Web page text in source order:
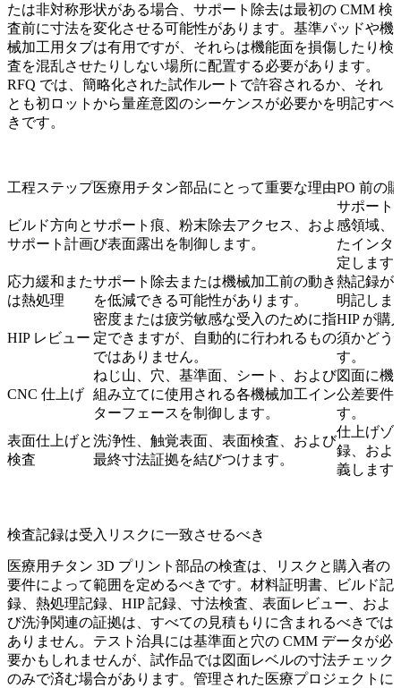
たは非対称形状がある場合、サポート除去は最初の CMM 検
査前に寸法を変化させる可能性があります。基準パッドや機
械加工用タブは有用ですが、それらは機能面を損傷したり検
査を混乱させたりしない場所に配置する必要があります。
RFQ では、簡略化された試作ルートで許容されるか、それ
とも初ロットから量産意図のシーケンスが必要かを明記すべ
きです。
工程ステップ医療用チタン部品にとって重要な理由PO 前の
ビルド方向と
サポート計画
サポート痕、粉末除去アクセス、およ
び表面露出を制御します。
サポート
感領域、
たインタ
定します
応力緩和また
は熱処理
サポート除去または機械加工前の動き
を低減できる可能性があります。
熱記録が
明記しま
HIP レビュー
密度または疲労敏感な受入のために指
定できますが、自動的に行われるもの
ではありません。
HIP が購
須かどう
す。
CNC 仕上げ
ねじ山、穴、基準面、シート、および
組み立てに使用される各機械加工イン
ターフェースを制御します。
図面に機
公差要件
す。
表面仕上げと
検査
洗浄性、触覚表面、表面検査、および
最終寸法証拠を結びつけます。
仕上げゾ
録、およ
義します
検査記録は受入リスクに一致させるべき
医療用チタン 3D プリント部品の検査は、リスクと購入者の
要件によって範囲を定めるべきです。材料証明書、ビルド記
録、熱処理記録、HIP 記録、寸法検査、表面レビュー、およ
び洗浄関連の証拠は、すべての見積もりに含まれるべきでは
ありません。テスト治具には基準面と穴の CMM データが必
要かもしれませんが、試作品では図面レベルの寸法チェック
のみで済む場合があります。管理された医療プロジェクトに